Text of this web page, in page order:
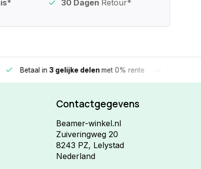
30 Dagen Retour*
Betaal in3 gelijke delenmet 0% rente Vandaag
Contactgegevens
Beamer-winkel.nl
Zuiveringweg 20
8243 PZ, Lelystad
Nederland